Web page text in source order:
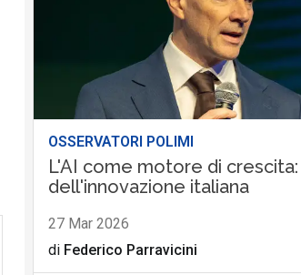
OSSERVATORI POLIMI
L'AI come motore di
dell'innovazione italiana
27 Mar 2026
di Federico Parravicini